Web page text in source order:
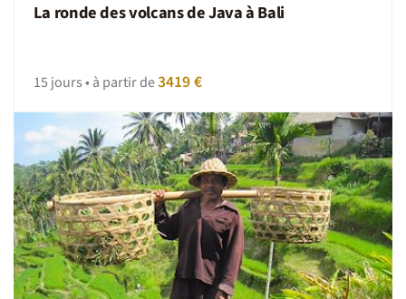
La ronde des volcans de Java à Bali
15 jours • à partir de3419 €